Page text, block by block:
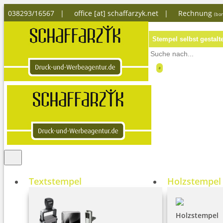
038293/16567 | office [at] schaffarzyk.net | Rechnung
Stempel selbst
0
Textstempel Holzstempel
Holzstempel